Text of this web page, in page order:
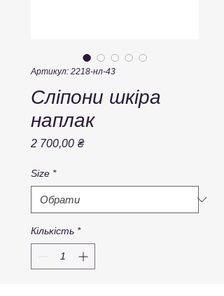
Артикул: 2218-нл-43
Сліпони шкіра
наплак
2 700,00 ₴Ціна
Size *
Кількість *